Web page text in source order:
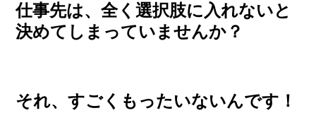
仕事先は、全く選択肢に入れないと
決めてしまっていませんか？
それ、すごくもったいないんです！